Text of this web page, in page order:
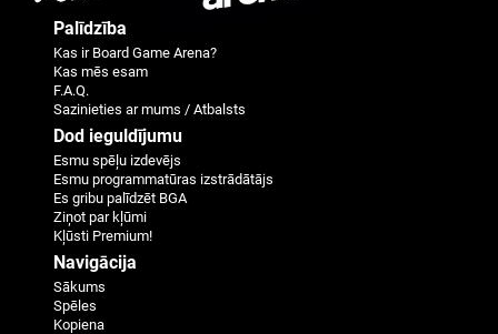
Palīdzība
Kas ir Board Game Arena?
Kas mēs esam
F.A.Q.
Sazinieties ar mums / Atbalsts
Dod ieguldījumu
Esmu spēļu izdevējs
Esmu programmatūras izstrādātājs
Es gribu palīdzēt BGA
Ziņot par kļūmi
Kļūsti Premium!
Navigācija
Sākums
Spēles
Kopiena